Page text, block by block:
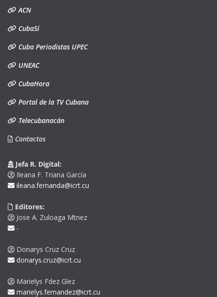
ACN
CubaSí
Cuba Periodistas UPEC
UNEAC
CubaHora
Portal de la TV Cubana
Telecubanacán
Contactos
Jefa R. Digital:
Ileana F. Triana García
ileana.fernanda@icrt.cu
Editores:
Jose A. Zuloaga Mtnez
-
Donarys Cruz Cruz
donarys.cruz@icrt.cu
Marielys Fdez Glez
marielys.fernandez@icrt.cu